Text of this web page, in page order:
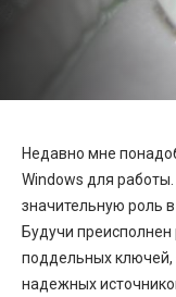
Недавно мне
Windows для
значительную роль
Будучи
поддельных ключей,
надежных